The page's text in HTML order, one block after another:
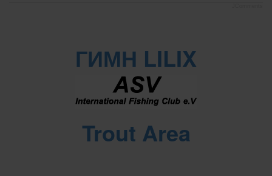
ГИМН LILIX
Trout Area